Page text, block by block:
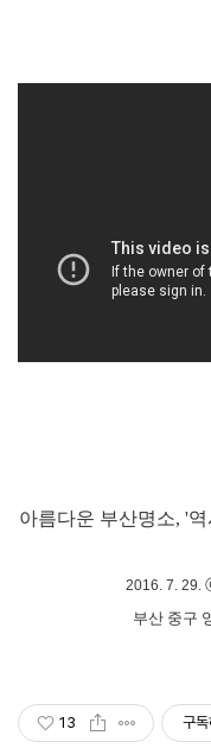
아름다운 부산명소, '역
2016. 7. 29.
부산 중구
13 구독